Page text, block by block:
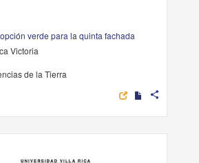
verde para la quinta fachada
Victoria
de la Tierra
share